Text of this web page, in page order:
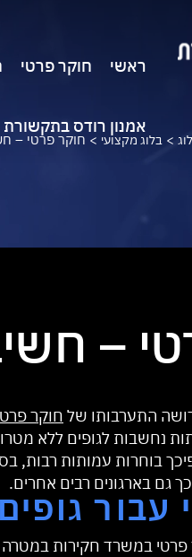
ראשי חוקר פרטי
אמנון רודס בתקשורת
> בלוג מקצועי > חוקר פרטי –
–
התערבותו של חוקר
נחשבות לגופים ללא
בוחרות עמותות רבות,
גם בארגונים רבים אחרים.
עבור
פרטי במשרד חקירות במטרה